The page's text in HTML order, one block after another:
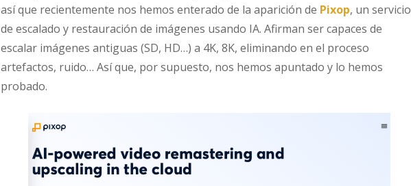
así que recientemente nos hemos enterado de la aparición de Pixop, un servicio
de escalado y restauración de imágenes usando IA. Afirman ser capaces de
escalar imágenes antiguas (SD, HD…) a 4K, 8K, eliminando en el proceso
artefactos, ruido… Así que, por supuesto, nos hemos apuntado y lo hemos
probado.